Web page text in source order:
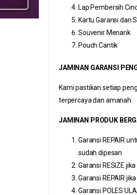
Lap Pembersih
Kartu Garansi dan
Souvenir Menarik
Pouch Cantik
JAMINAN GARANSI
Kami pastikan setiap
terpercaya dan amanah.
JAMINAN PRODUK
Garansi REPAIR
sudah dipesan
Garansi RESIZE
Garansi REPAIR
Garansi POLES